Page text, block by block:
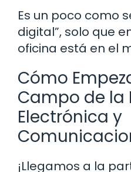
Es un poco como
digital”, solo que
oficina está en el
Cómo
Campo de la
Electrónica y
¡Llegamos a la